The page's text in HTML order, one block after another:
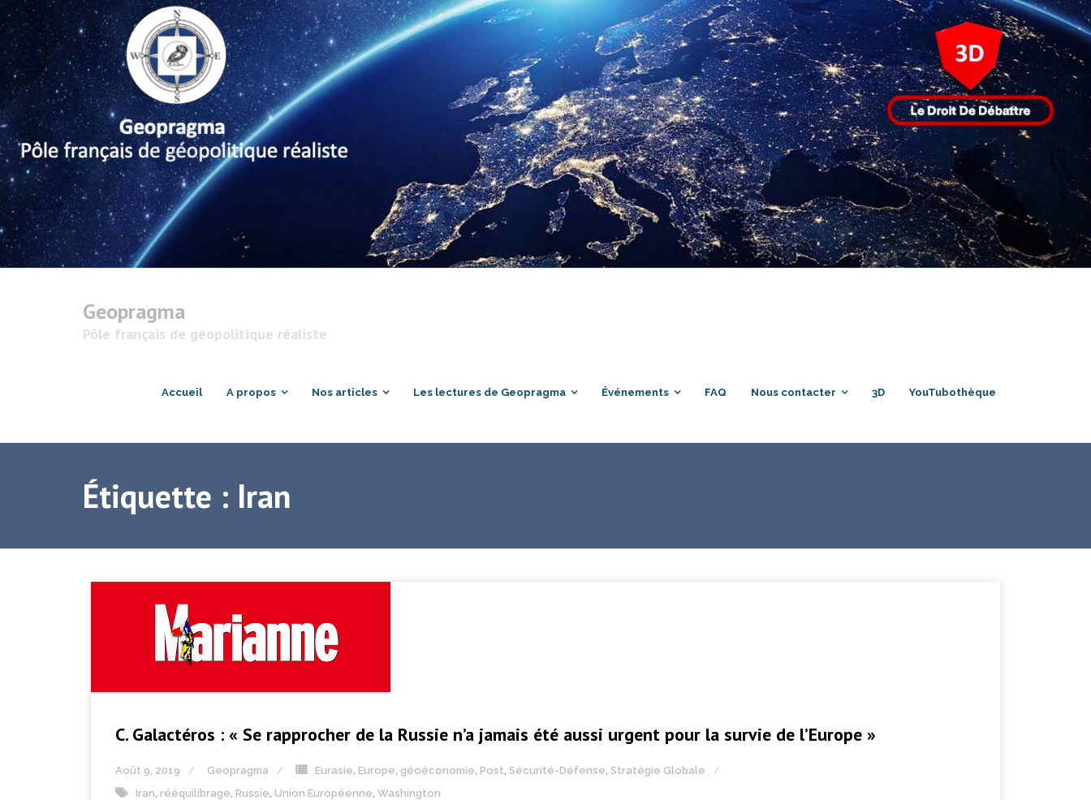
Geopragma
Pôle français de géopolitique réaliste
Accueil A propos Nos articles Les lectures de Geopragma Événements FAQ Nous contacter 3D YouTubothèque
Étiquette : Iran
C. Galactéros : « Se rapprocher de la Russie n’a jamais été aussi urgent pour la survie de l’Europe »
Août 9, 2019 Geopragma Eurasie Europe géoéconomie Post Sécurité-Défense Stratégie Globale
Iran rééquilibrage Russie Union Européenne Washington